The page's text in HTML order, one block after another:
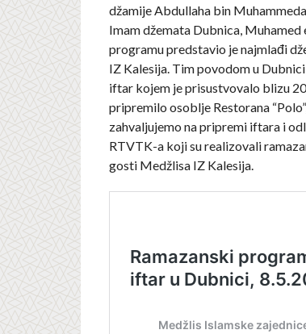
džamije Abdullaha bin
Imam džemata Dubnica, Muhamed
programu predstavio je najmlađi
IZ Kalesija. Tim povodom u
iftar kojem je prisustvovalo blizu
pripremilo osoblje Restorana
zahvaljujemo na pripremi iftara i
RTVTK-a koji su realizovali
gosti Medžlisa IZ Kalesija.